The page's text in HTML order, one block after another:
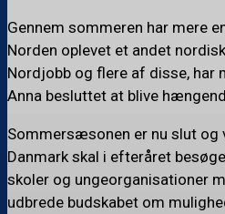
Gennem sommeren har mere
Norden oplevet et andet
Nordjobb og flere af disse, har
Anna besluttet at blive
Sommersæsonen er nu slut og
Danmark skal i efteråret
skoler og ungeorganisationer
udbrede budskabet om